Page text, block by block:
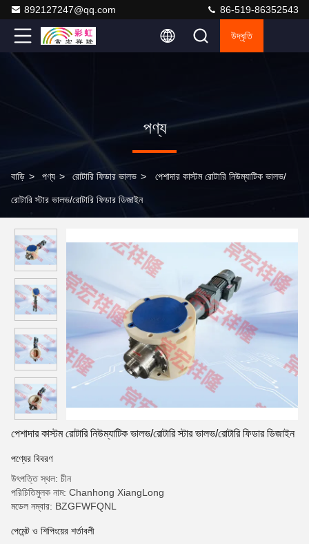
892127247@qq.com 86-519-86352543
উদ্ধৃতি
পণ্য
বাড়ি > পণ্য > রোটারি ফিডার ভালভ > পেশাদার কাস্টম রোটারি নিউম্যাটিক ভালভ/
রোটারি স্টার ভালভ/রোটারি ফিডার ডিজাইন
পেশাদার কাস্টম রোটারি নিউম্যাটিক ভালভ/রোটারি স্টার ভালভ/রোটারি ফিডার ডিজাইন
পণ্যের বিবরণ
উৎপত্তি স্থল: চীন
পরিচিতিমুলক নাম: Chanhong XiangLong
মডেল নম্বার: BZGFWFQNL
পেমেন্ট ও শিপিংয়ের শর্তাবলী